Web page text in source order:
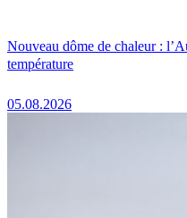
Nouveau dôme de chaleur :
température
05.08.2026